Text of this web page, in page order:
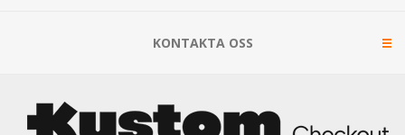
KONTAKTA OSS